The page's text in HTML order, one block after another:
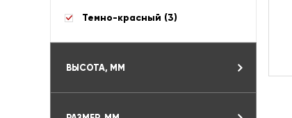
Темно-красный (3)
ВЫСОТА, ММ